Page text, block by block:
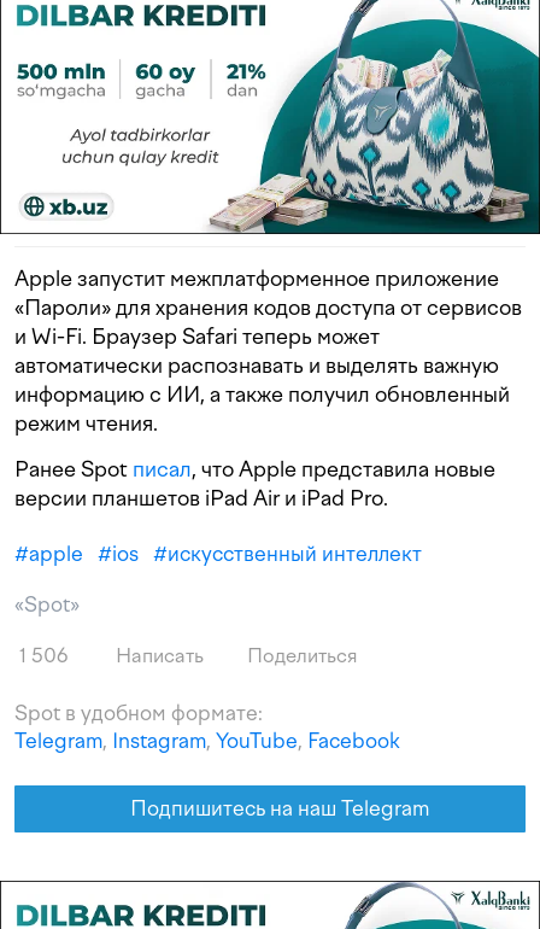
Apple запустит межплатформенное приложение
«Пароли» для хранения кодов доступа от сервисов
и Wi-Fi. Браузер Safari теперь может
автоматически распознавать и выделять важную
информацию с ИИ, а также получил обновленный
режим чтения.
Ранее Spot писал, что Apple представила новые
версии планшетов iPad Air и iPad Pro.
#apple #ios #искусственный интеллект
«Spot»
1 506 Написать Поделиться
Spot в удобном формате:
Telegram, Instagram, YouTube, Facebook
Подпишитесь на наш Telegram